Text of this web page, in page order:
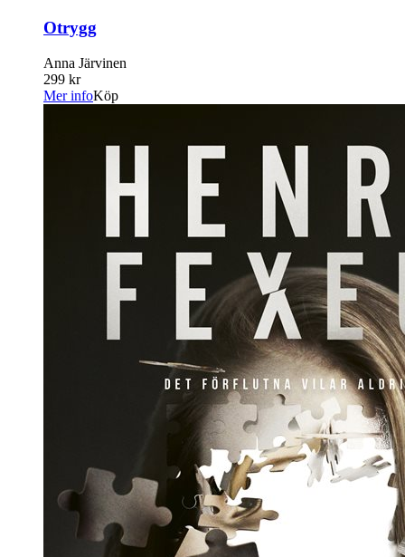
Otrygg
Anna Järvinen
299 kr
Mer infoKöp